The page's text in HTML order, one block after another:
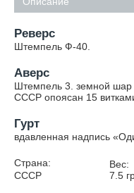
Реверс
Штемпель Ф-40.
Аверс
Штемпель 3. земной шар
СССР опоясан 15
Гурт
вдавленная надпись
Страна:
СССР
Вес:
7.5